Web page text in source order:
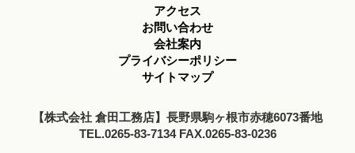
アクセス
お問い合わせ
会社案内
プライバシーポリシー
サイトマップ
【株式会社 倉田工務店】長野県駒ヶ根市赤穂6073番地
TEL.0265-83-7134 FAX.0265-83-0236